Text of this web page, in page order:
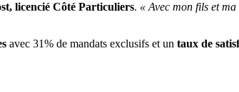
licencié Côté Particuliers. « Avec mon fils et
avec 31% de mandats exclusifs et un taux de